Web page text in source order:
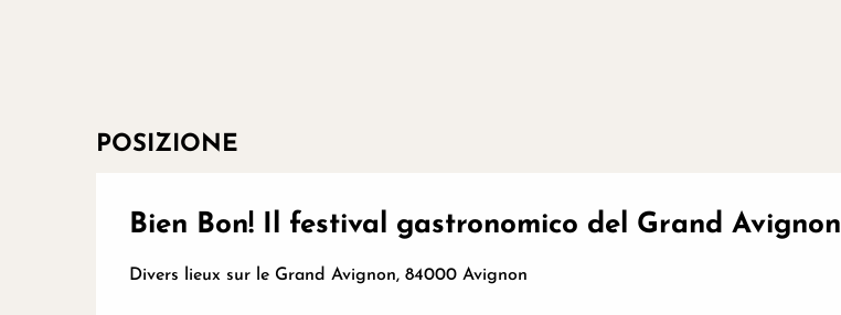
POSIZIONE
Bien Bon! Il festival gastronomico del Grand Avignon
Divers lieux sur le Grand Avignon, 84000 Avignon